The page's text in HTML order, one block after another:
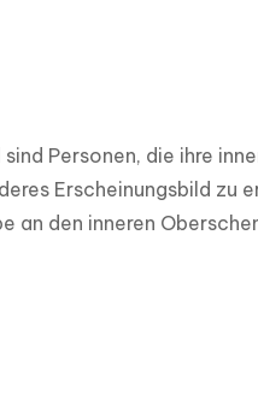
Personen, die ihre
Erscheinungsbild zu
an den inneren